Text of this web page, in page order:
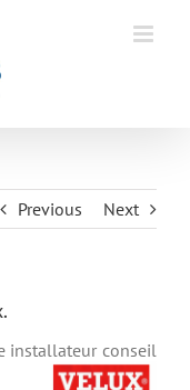
Previous Next
installateur conseil